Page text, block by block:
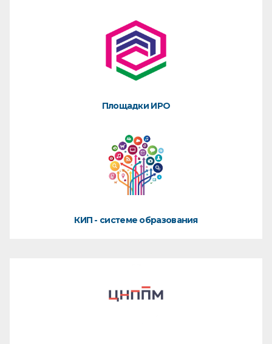
Площадки ИРО
КИП - системе образования